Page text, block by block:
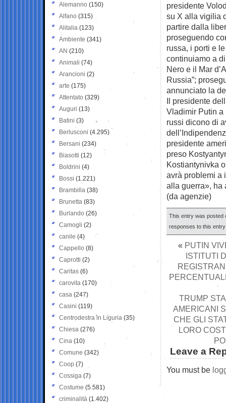
presidente
su X alla vigilia
partire dalla
proseguendo
russa, i porti e
continuiamo a
Nero e il Mar
Russia”;
annunciato la
Il presidente
Vladimir Putin a
russi dicono di
presidente
preso
Kostiantynivka
avrà problemi a
alla guerra», ha
(da agenzie)
This entry was posted
responses to this
« PUTIN
ISTITUTI
TRUMP
AMERICANI
CHE GLI
LORO
Leave a
You must be
Alemanno (150)
Alfano (315)
Alitalia (123)
Ambiente (341)
AN (210)
Animali (74)
Arancioni (2)
arte (175)
Attentato (329)
Auguri (13)
Batini (3)
Berlusconi (4.295)
Bersani (234)
Biasotti (12)
Boldrini (4)
Bossi (1.221)
Brambilla (38)
Brunetta (83)
Burlando (26)
Camogli (2)
canile (4)
Cappello (8)
Caprotti (2)
Caritas (6)
carovita (170)
casa (247)
Casini (119)
Centrodestra in Liguria (35)
Chiesa (276)
Cina (10)
Comune (342)
Coop (7)
Cossiga (7)
Costume (5.581)
criminalità (1.402)